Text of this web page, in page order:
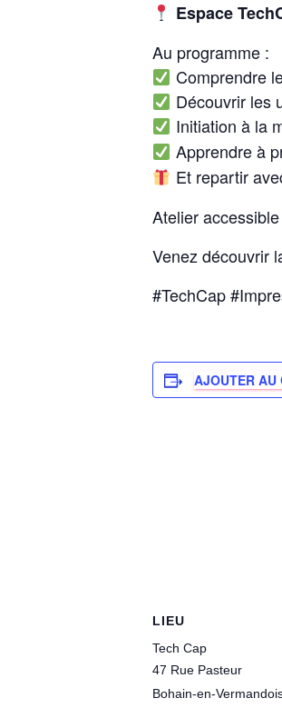
Espace
Au programme :
Comprendre
Découvrir les
Initiation à la
Apprendre à
Et repartir
Atelier
Venez découvrir
#TechCap
AJOUTER AU
LIEU
Tech Cap
47 Rue Pasteur
Bohain-en-